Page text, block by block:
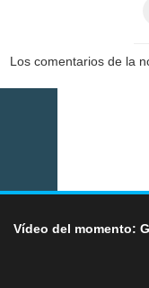
Los comentarios de la
Vídeo del momento: